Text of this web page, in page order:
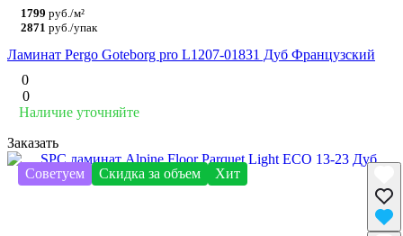
1799 руб./м²
2871 руб./упак
Ламинат Pergo Goteborg pro L1207-01831 Дуб Французский
0
0
Наличие уточняйте
Заказать
Советуем
Скидка за объем Хит